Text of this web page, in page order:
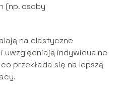
(np. osoby
na elastyczne
uwzględniają indywidualne
przekłada się na lepszą